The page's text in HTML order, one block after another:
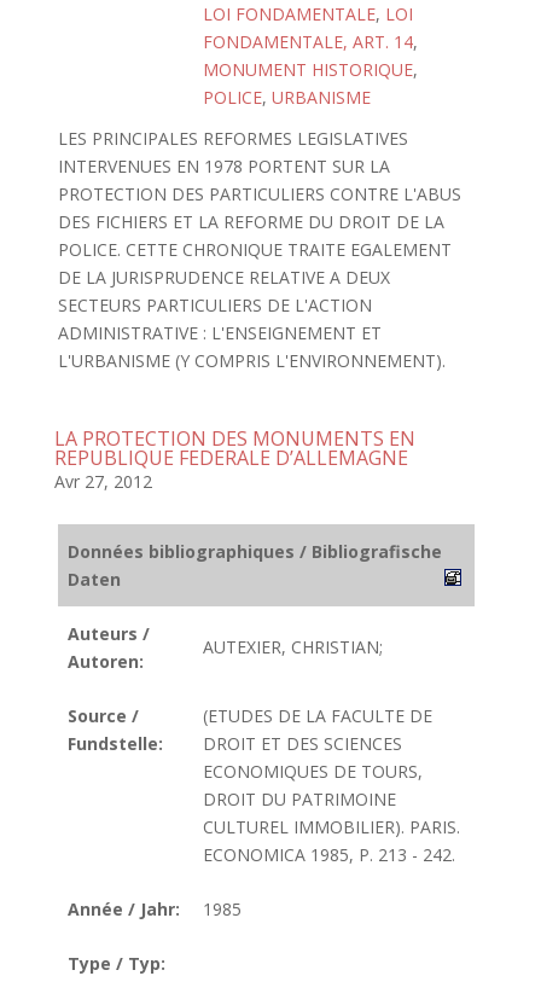
LOI FONDAMENTALE, LOI
FONDAMENTALE, ART. 14,
MONUMENT HISTORIQUE,
POLICE, URBANISME
LES PRINCIPALES REFORMES LEGISLATIVES
INTERVENUES EN 1978 PORTENT SUR LA
PROTECTION DES PARTICULIERS CONTRE L'ABUS
DES FICHIERS ET LA REFORME DU DROIT DE LA
POLICE. CETTE CHRONIQUE TRAITE EGALEMENT
DE LA JURISPRUDENCE RELATIVE A DEUX
SECTEURS PARTICULIERS DE L'ACTION
ADMINISTRATIVE : L'ENSEIGNEMENT ET
L'URBANISME (Y COMPRIS L'ENVIRONNEMENT).
LA PROTECTION DES MONUMENTS EN
REPUBLIQUE FEDERALE D’ALLEMAGNE
Avr 27, 2012
Données bibliographiques / Bibliografische
Daten
Auteurs /
Autoren:
AUTEXIER, CHRISTIAN;
Source /
Fundstelle:
(ETUDES DE LA FACULTE DE
DROIT ET DES SCIENCES
ECONOMIQUES DE TOURS,
DROIT DU PATRIMOINE
CULTUREL IMMOBILIER). PARIS.
ECONOMICA 1985, P. 213 - 242.
Année / Jahr: 1985
Type / Typ: